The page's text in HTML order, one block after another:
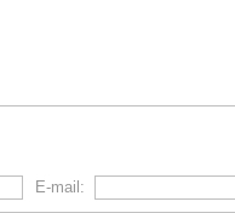
E-mail: